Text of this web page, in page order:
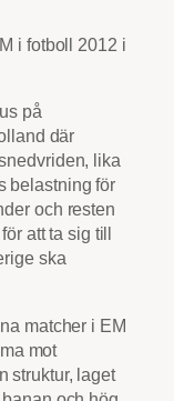
i fotboll 2012 i
på
där
lika
belastning för
och resten
att ta sig till
ska
matcher i EM
mot
struktur, laget